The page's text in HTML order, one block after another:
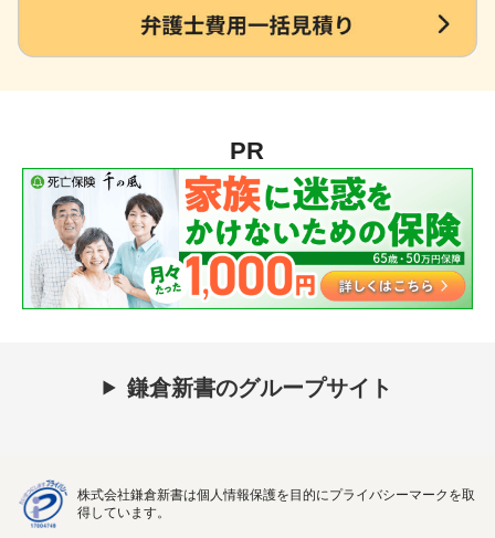
PR
鎌倉新書のグループサイト
株式会社鎌倉新書は個人情報保護を目的にプライバシーマークを取
得しています。